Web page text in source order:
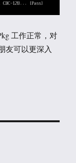
工作正常，对
友可以更深入